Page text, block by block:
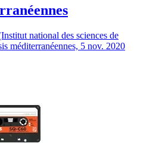
national des sciences de
méditerranéennes, 5 nov. 2020